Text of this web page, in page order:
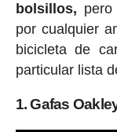
bolsillos,
por cualquier
bicicleta de
particular lista
1. Gafas